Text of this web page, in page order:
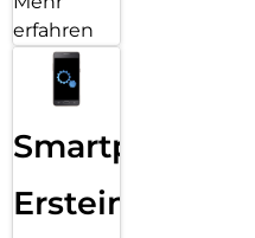
erfahren
Smartphone
Ersteinrichtung